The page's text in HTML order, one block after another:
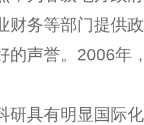
财务等部门提供
的声誉。2006年
研具有明显国际